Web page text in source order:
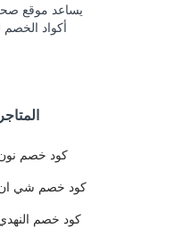
يساعد موقع
أكواد الخصم
المتاجر
كود خصم
كود خصم شي
كود خصم